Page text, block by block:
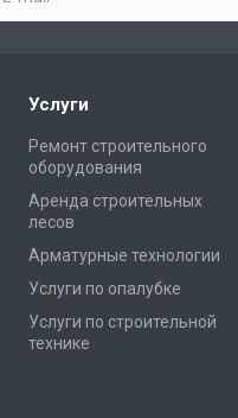
Услуги
Ремонт строительного
оборудования
Аренда строительных
лесов
Арматурные технологии
Услуги по опалубке
Услуги по строительной
технике